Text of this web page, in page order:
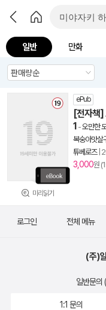
일반 만화
미리읽기
ePub
[전자책]
1 -오만한
복숭아맛살
튜베로즈|
3,000원
로그인 전체 메뉴
(주)
일반문의
1:1 문의